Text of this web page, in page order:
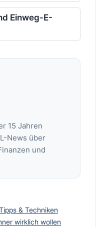
Einweg-E-
15 Jahren
News über
und
& Techniken
wirklich wollen